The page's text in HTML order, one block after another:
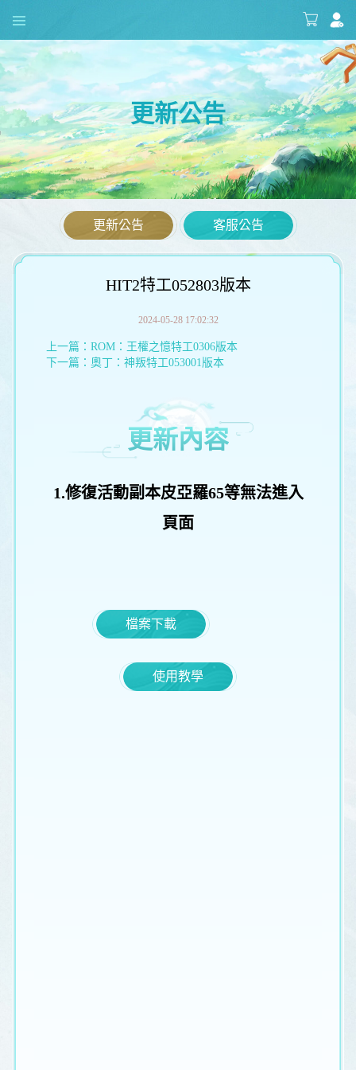
更新公告
更新公告 客服公告
HIT2特工052803版本
2024-05-28 17:02:32
上一篇： ROM：王權之憶特工0306版本
下一篇： 奧丁：神叛特工053001版本
更新內容
1.修復活動副本皮亞羅65等無法進入
頁面
檔案下載
使用教學